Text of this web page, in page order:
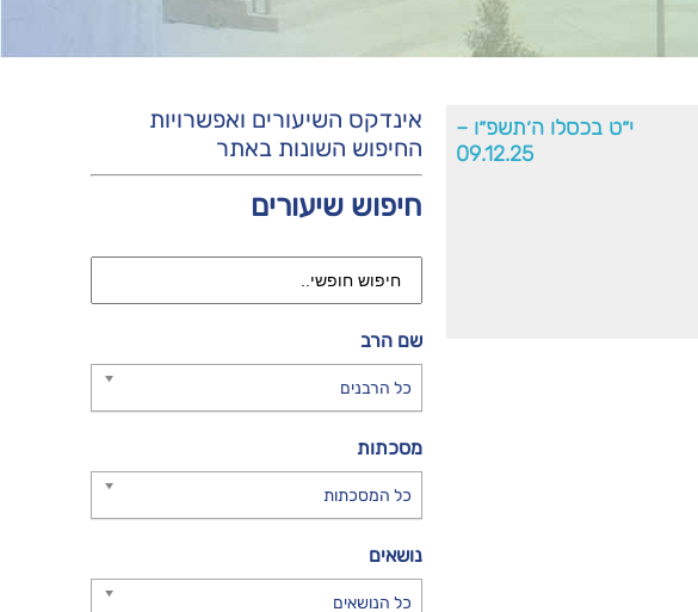
י״ט בכסלו ה׳תשפ״ו –
09.12.25
אינדקס השיעורים ואפשרויות
החיפוש השונות באתר
חיפוש שיעורים
שם הרב
כל הרבנים
מסכתות
כל המסכתות
נושאים
כל הנושאים